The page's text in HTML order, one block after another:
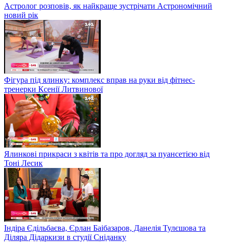
Астролог розповів, як найкраще зустрічати Астрономічний
новий рік
Фігура під ялинку: комплекс вправ на руки від фітнес-
тренерки Ксенії Литвинової
Ялинкові прикраси з квітів та про догляд за пуансетією від
Тоні Лесик
Індіра Єдільбаєва, Єрлан Баібазаров, Данелія Тулєшова та
Діляра Дідаркизи в студії Сніданку